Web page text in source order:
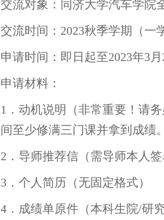
交流对象：同济大学汽车学院
交流时间：2023秋季学期（一
申请时间：即日起至2023年3
申请材料：
1．动机说明（非常重要！请
间至少修满三门课并拿到成绩
2．导师推荐信（需导师本人
3．个人简历（无固定格式）
4．成绩单原件（本科生院/研